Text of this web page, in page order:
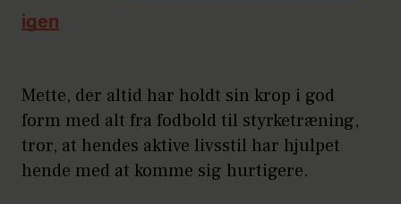
igen
Mette, der altid har holdt sin krop i god
form med alt fra fodbold til styrketræning,
tror, at hendes aktive livsstil har hjulpet
hende med at komme sig hurtigere.